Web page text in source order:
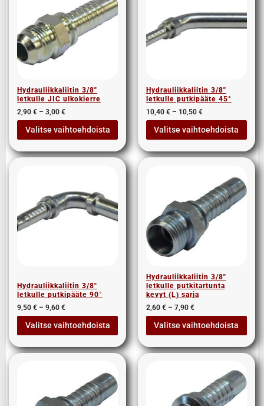
Hydrauliikkaliitin 3/8″
letkulle JIC ulkokierre
2,90€ – 3,00€
Valitse vaihtoehdoista
Hydrauliikkaliitin 3/8″
letkulle putkipääte 45°
10,40 € – 10,50 €
Valitse vaihtoehdoista
Hydrauliikkaliitin 3/8″
letkulle putkipääte 90°
9,50€ – 9,60€
Valitse vaihtoehdoista
Hydrauliikkaliitin 3/8″
letkulle putkitartunta
kevyt (L) sarja
2,60 € – 7,90 €
Valitse vaihtoehdoista